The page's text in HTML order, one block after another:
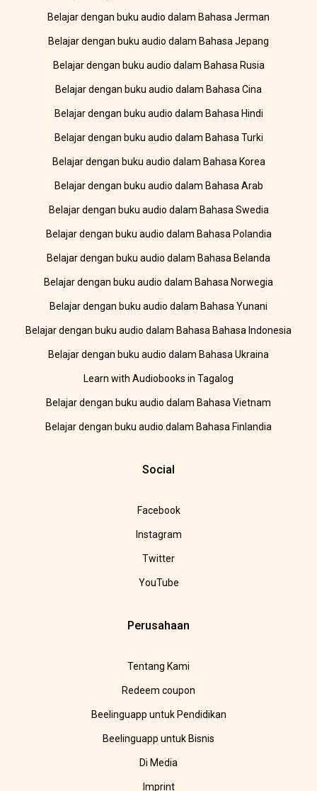
Belajar dengan buku audio dalam Bahasa Jerman
Belajar dengan buku audio dalam Bahasa Jepang
Belajar dengan buku audio dalam Bahasa Rusia
Belajar dengan buku audio dalam Bahasa Cina
Belajar dengan buku audio dalam Bahasa Hindi
Belajar dengan buku audio dalam Bahasa Turki
Belajar dengan buku audio dalam Bahasa Korea
Belajar dengan buku audio dalam Bahasa Arab
Belajar dengan buku audio dalam Bahasa Swedia
Belajar dengan buku audio dalam Bahasa Polandia
Belajar dengan buku audio dalam Bahasa Belanda
Belajar dengan buku audio dalam Bahasa Norwegia
Belajar dengan buku audio dalam Bahasa Yunani
Belajar dengan buku audio dalam Bahasa Bahasa Indonesia
Belajar dengan buku audio dalam Bahasa Ukraina
Learn with Audiobooks in Tagalog
Belajar dengan buku audio dalam Bahasa Vietnam
Belajar dengan buku audio dalam Bahasa Finlandia
Social
Facebook
Instagram
Twitter
YouTube
Perusahaan
Tentang Kami
Redeem coupon
Beelinguapp untuk Pendidikan
Beelinguapp untuk Bisnis
Di Media
Imprint